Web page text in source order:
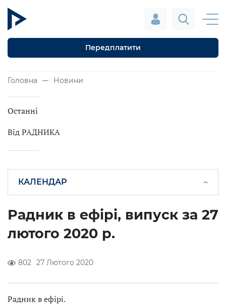
Передплатити
Головна Новини
Останні
Від РАДНИКА
КАЛЕНДАР
Радник в ефірі, випуск за 27
лютого 2020 р.
802 27 Лютого 2020
Радник в ефірі.